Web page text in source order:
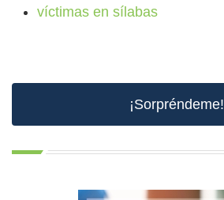
víctimas en sílabas
¡Sorpréndeme!